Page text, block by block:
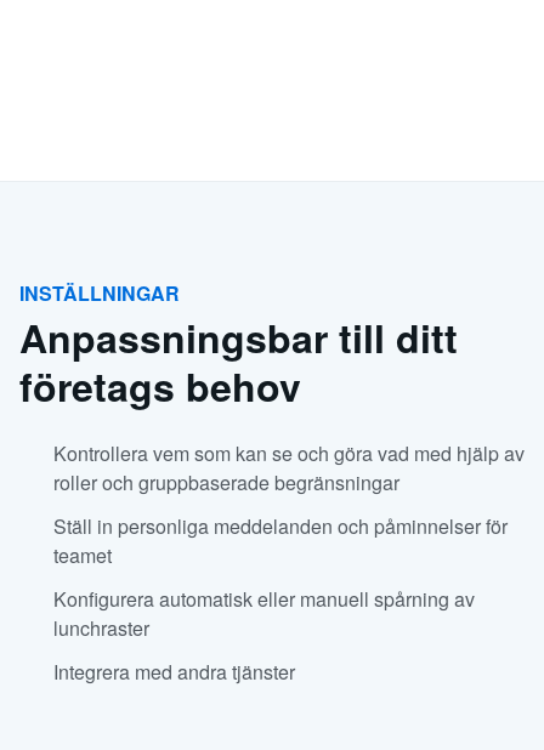
INSTÄLLNINGAR
Anpassningsbar till ditt
företags behov
Kontrollera vem som kan se och göra vad med hjälp av
roller och gruppbaserade begränsningar
Ställ in personliga meddelanden och påminnelser för
teamet
Konfigurera automatisk eller manuell spårning av
lunchraster
Integrera med andra tjänster